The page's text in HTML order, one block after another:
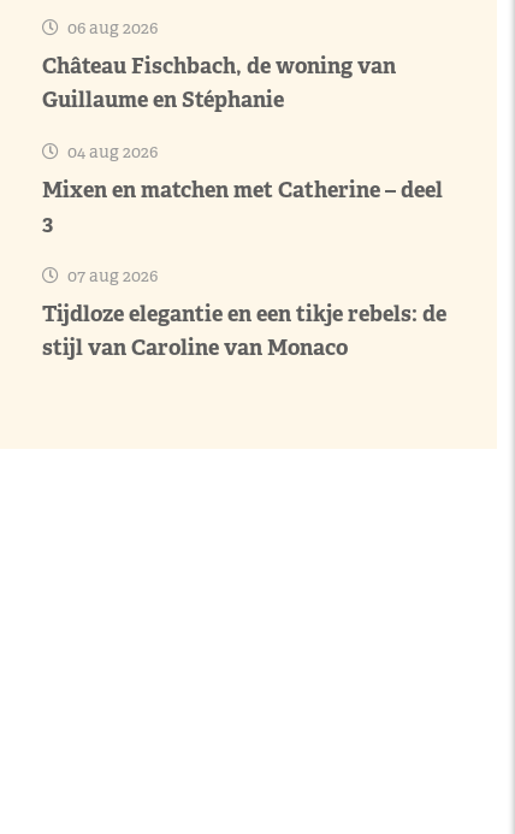
06 aug 2026
Château Fischbach, de woning van
Guillaume en Stéphanie
04 aug 2026
Mixen en matchen met Catherine – deel
3
07 aug 2026
Tijdloze elegantie en een tikje rebels: de
stijl van Caroline van Monaco